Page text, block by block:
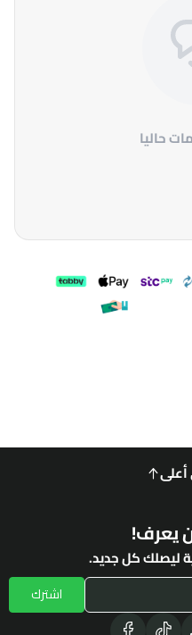
حاليا
أعلى
يعرف!
ليصلك كل جديد.
اشترك